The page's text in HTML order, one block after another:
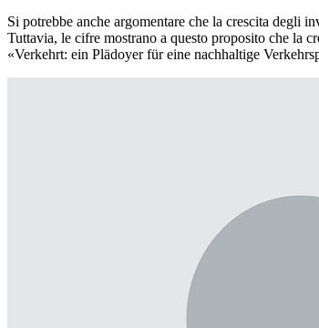
Si potrebbe anche argomentare che la crescita degli
Tuttavia, le cifre mostrano a questo proposito che la
«Verkehrt: ein Plädoyer für eine nachhaltige